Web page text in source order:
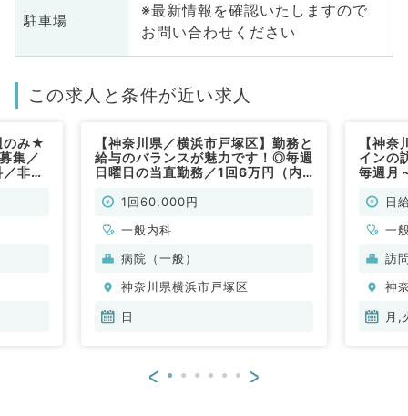
駐車場
※最新情報を確認いたしますので
お問い合わせください
この求人と条件が近い求人
のみ★
集／
非常
【神奈川県／横浜市戸塚区】勤務と
給与のバランスが魅力です！◎毎週
日曜日の当直勤務／1回6万円（内
1回60,000円
一般内科
病院（一般）
神奈川県横浜市戸塚区
日
【神
インの
毎週月
歓迎日
一
訪
神
月,
< >